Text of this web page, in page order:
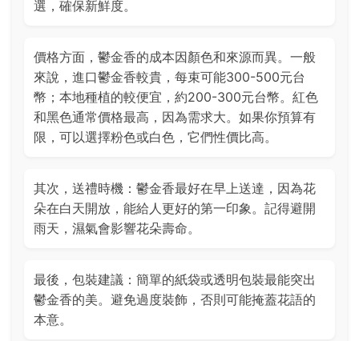
選，確保新鮮度。
價格方面，鬱金香的成本因顏色和來源而異。一般
來說，進口鬱金香較貴，每束可能300-500元台
幣；本地種植的較便宜，約200-300元台幣。紅色
和黑色通常價格最高，因為需求大。如果你預算有
限，可以選擇粉色或白色，它們性價比高。
其次，送禮時機：鬱金香最好在早上送達，因為花
朵在白天開放，能給人更好的第一印象。記得避開
雨天，濕氣會影響花朵壽命。
最後，包裝建議：簡單的紙袋或透明包裝最能突出
鬱金香的美。避免過度裝飾，否則可能掩蓋花語的
本意。